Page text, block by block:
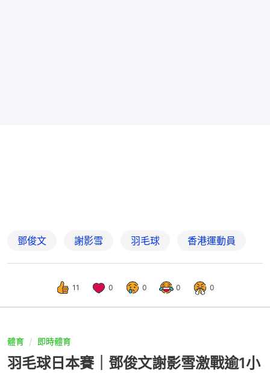
鄧俊文 謝影雪 羽毛球 香港運動員
11 0 0 0 0
體育 即時體育
羽毛球日本賽｜鄧俊文謝影雪激戰逾1小